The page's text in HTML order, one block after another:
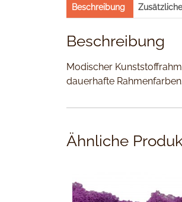
Beschreibung
Beschreibung
Modischer
dauerhafte Rahmenfarben.
Ähnliche